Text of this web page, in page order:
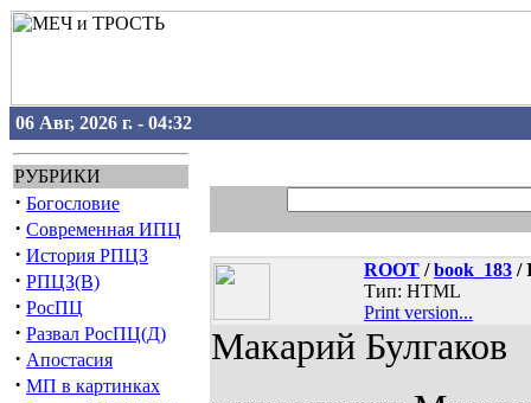
06 Авг, 2026 г. - 04:32
РУБРИКИ
· Богословие
· Современная ИПЦ
· История РПЦЗ
· РПЦЗ(В)
· РосПЦ
· Развал РосПЦ(Д)
· Апостасия
· МП в картинках
ROOT /book_183 /
Тип: HTML
Print version...
Макарий Булгаков